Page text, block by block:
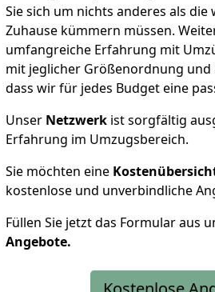
Sie sich um nichts anderes als
Zuhause kümmern müssen.
umfangreiche Erfahrung mit
mit jeglicher Größenordnung
dass wir für jedes Budget eine
Unser Netzwerk ist sorgfältig
Erfahrung im Umzugsbereich.
Sie möchten eine
kostenlose und unverbindliche
Füllen Sie jetzt das Formular aus
Angebote.